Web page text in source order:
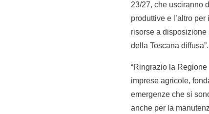
23/27, che usciranno
produttive e l’altro
risorse a
della Toscana diffusa”.
“Ringrazio la
imprese agricole,
emergenze che si
anche per la